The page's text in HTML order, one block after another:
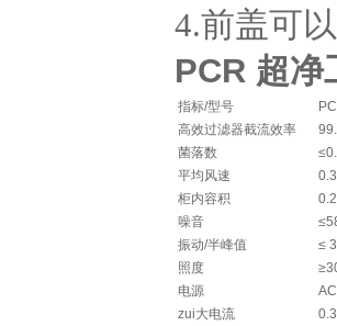
4.前盖可以
PCR 超净
指标/型号
高效过滤器截流效率
菌落数
平均风速
柜内容积
噪音
振动/半峰值
≤
照度
电源
zui大电流